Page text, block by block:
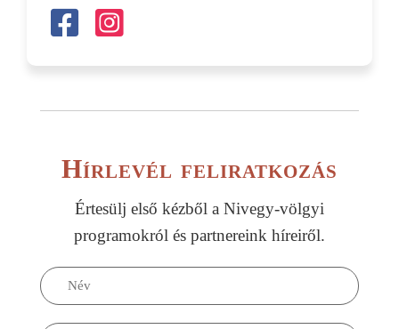
Hírlevél feliratkozás
Értesülj első kézből a Nivegy-völgyi
programokról és partnereink híreiről.